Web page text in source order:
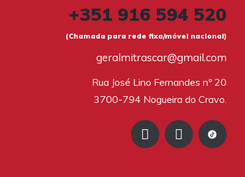
+351 916 594 520
(Chamada para rede fixa/móvel nacional)
geralmitrascar@gmail.com
Rua José Lino Fernandes nº 20
3700-794 Nogueira do Cravo.